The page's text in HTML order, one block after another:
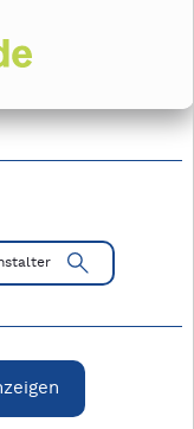
Mit Pfeiltasten